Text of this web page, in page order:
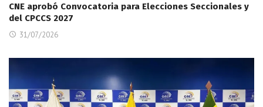
CNE aprobó Convocatoria para Elecciones Seccionales y
del CPCCS 2027
31/07/2026